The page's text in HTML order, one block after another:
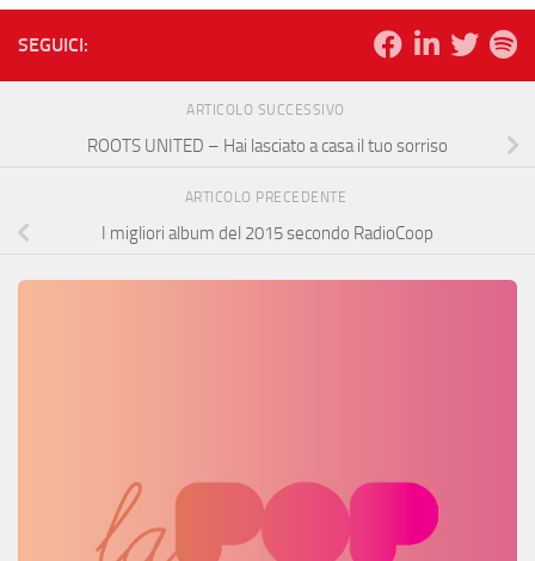
SEGUICI:
ARTICOLO SUCCESSIVO
ROOTS UNITED – Hai lasciato a casa il tuo sorriso
ARTICOLO PRECEDENTE
I migliori album del 2015 secondo RadioCoop